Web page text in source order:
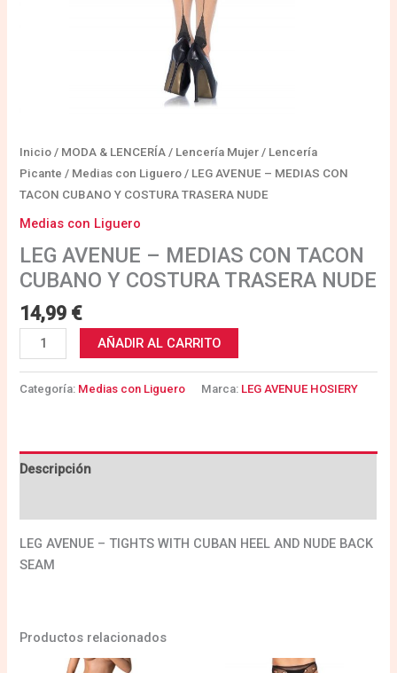
Inicio / MODA & LENCERÍA / Lencería Mujer / Lencería
Picante / Medias con Liguero / LEG AVENUE – MEDIAS CON
TACON CUBANO Y COSTURA TRASERA NUDE
Medias con Liguero
LEG AVENUE – MEDIAS CON TACON
CUBANO Y COSTURA TRASERA NUDE
14,99 €
AÑADIR AL CARRITO
Categoría: Medias con Liguero Marca: LEG AVENUE HOSIERY
Descripción
LEG AVENUE – TIGHTS WITH CUBAN HEEL AND NUDE BACK
SEAM
Productos relacionados